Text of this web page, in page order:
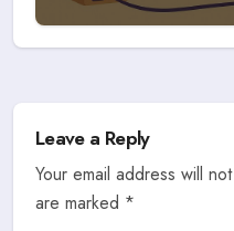
Leave a Reply
Your email address will
are marked *